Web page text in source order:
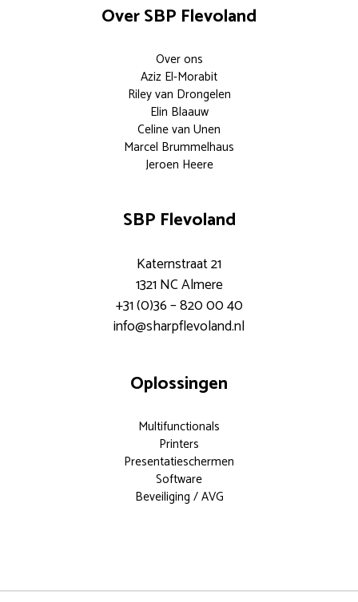
Over SBP Flevoland
Over ons
Aziz El-Morabit
Riley van Drongelen
Elin Blaauw
Celine van Unen
Marcel Brummelhaus
Jeroen Heere
SBP Flevoland
Katernstraat 21
1321 NC Almere
+31 (0)36 – 820 00 40
info@sharpflevoland.nl
Oplossingen
Multifunctionals
Printers
Presentatieschermen
Software
Beveiliging / AVG